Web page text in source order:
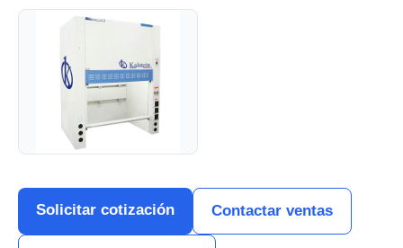
Solicitar cotización Contactar ventas